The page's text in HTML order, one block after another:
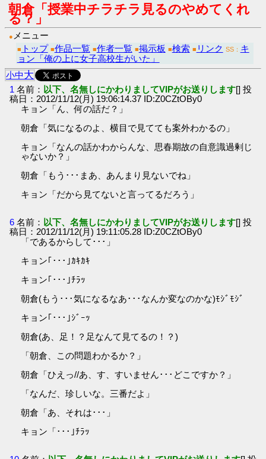
朝倉「授業中チラチラ見るのやめてくれ
る？」
● メニュー
■ トップ ■作品一覧 ■作者一覧 ■掲示板 ■検索 ■ リンク SS： キ
ョン「俺の上に女子高校生がいた」
小中大
1 名前： 以下、名無しにかわりましてVIPがお送りします[] 投
稿日：2012/11/12(月) 19:06:14.37 ID:Z0CZtOBy0
キョン「ん、何の話だ？」
朝倉「気になるのよ、横目で見てても案外わかるの」
キョン「なんの話かわからんな、思春期故の自意識過剰じ
ゃないか？」
朝倉「もう･･･まあ、あんまり見ないでね」
キョン「だから見てないと言ってるだろう」
6 名前： 以下、名無しにかわりましてVIPがお送りします[] 投
稿日：2012/11/12(月) 19:11:05.28 ID:Z0CZtOBy0
「であるからして･･･」
キョン｢･･･｣ｶｷｶｷ
キョン｢･･･｣ﾁﾗｯ
朝倉(もう･･･気になるなあ･･･なんか変なのかな)ﾓｼﾞﾓｼﾞ
キョン｢･･･｣ｼﾞｰｯ
朝倉(あ、足！？足なんて見てるの！？)
「朝倉、この問題わかるか？」
朝倉「ひえっ//あ、す、すいません･･･どこですか？」
「なんだ、珍しいな。三番だよ」
朝倉「あ、それは･･･」
キョン「･･･｣ﾁﾗｯ